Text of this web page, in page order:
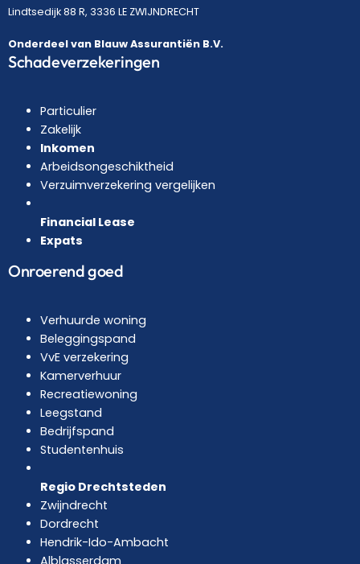
Lindtsedijk 88 R, 3336 LE ZWIJNDRECHT
Onderdeel van Blauw Assurantiën B.V.
Schadeverzekeringen
Particulier
Zakelijk
Inkomen
Arbeidsongeschiktheid
Verzuimverzekering vergelijken
Financial Lease
Expats
Onroerend goed
Verhuurde woning
Beleggingspand
VvE verzekering
Kamerverhuur
Recreatiewoning
Leegstand
Bedrijfspand
Studentenhuis
Regio Drechtsteden
Zwijndrecht
Dordrecht
Hendrik-Ido-Ambacht
Alblasserdam